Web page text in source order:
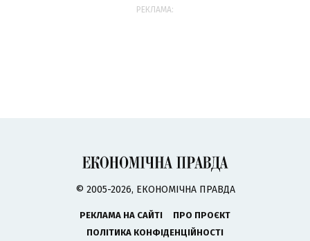
РЕКЛАМА:
© 2005-2026, ЕКОНОМІЧНА ПРАВДА
РЕКЛАМА НА САЙТІ
ПРО ПРОЄКТ
ПОЛІТИКА КОНФІДЕНЦІЙНОСТІ